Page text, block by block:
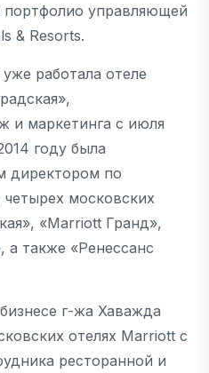
управляющей
& Resorts.
работала отеле
и маркетинга с июля
году была
директором по
московских
«Marriott Гранд»,
а также «Ренессанс
г-жа Хаважда
отелях Marriott с
ресторанной и